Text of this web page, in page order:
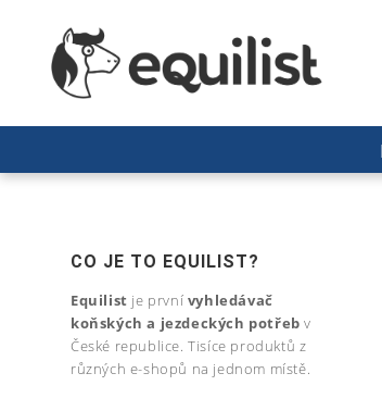
CO JE TO EQUILIST?
Equilist je první vyhledávač
koňských a jezdeckých potřeb v
České republice. Tisíce produktů z
různých e-shopů na jednom místě.